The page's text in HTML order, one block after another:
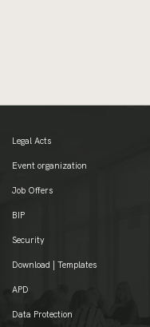
Legal Acts
Event organization
Job Offers
BIP
Security
Download | Templates
APD
Data Protection